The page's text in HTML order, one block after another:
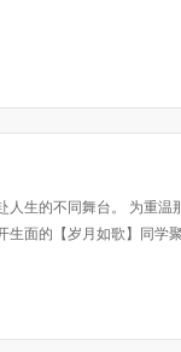
人生的不同舞台。 为重温
生面的【岁月如歌】同学
之间的友谊，拓展人脉资